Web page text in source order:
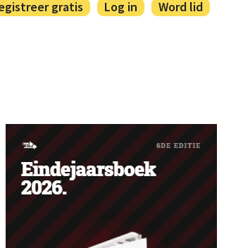
gratis Log in Word lid